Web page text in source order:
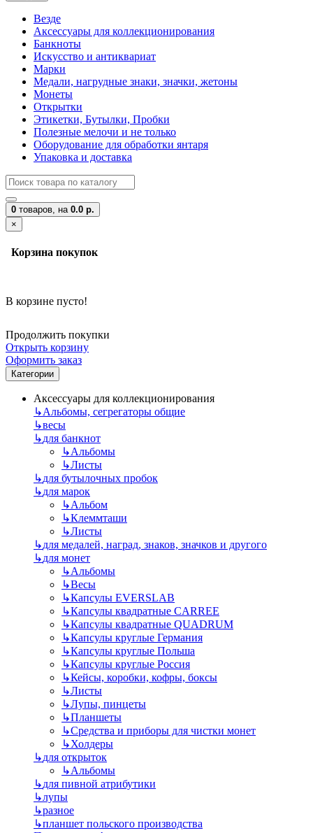
Везде
Аксессуары для коллекционирования
Банкноты
Искусство и антиквариат
Марки
Медали, нагрудные знаки, значки, жетоны
Монеты
Открытки
Этикетки, Бутылки, Пробки
Полезные мелочи и не только
Оборудование для обработки янтаря
Упаковка и доставка
0 товаров, на 0.0 р.
×
Корзина покупок
В корзине пусто!
Продолжить покупки
Открыть корзину
Оформить заказ
Категории
Аксессуары для коллекционирования
↳Альбомы, сегрегаторы общие
↳весы
↳для банкнот
↳Альбомы
↳Листы
↳для бутылочных пробок
↳для марок
↳Альбом
↳Клеммташи
↳Листы
↳для медалей, наград, знаков, значков и другого
↳для монет
↳Альбомы
↳Весы
↳Капсулы EVERSLAB
↳Капсулы квадратные CARREE
↳Капсулы квадратные QUADRUM
↳Капсулы круглые Германия
↳Капсулы круглые Польша
↳Капсулы круглые Россия
↳Кейсы, коробки, кофры, боксы
↳Листы
↳Лупы, пинцеты
↳Планшеты
↳Средства и приборы для чистки монет
↳Холдеры
↳для открыток
↳Альбомы
↳для пивной атрибутики
↳лупы
↳разное
↳планшет польского производства